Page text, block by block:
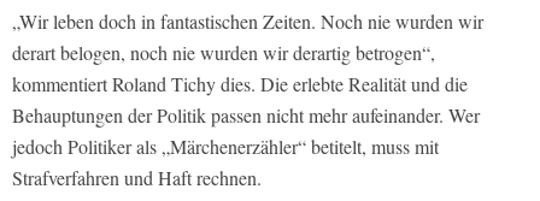
„Wir leben doch in fantastischen Zeiten. Noch nie wurden wir
derart belogen, noch nie wurden wir derartig betrogen“,
kommentiert Roland Tichy dies. Die erlebte Realität und die
Behauptungen der Politik passen nicht mehr aufeinander. Wer
jedoch Politiker als „Märchenerzähler“ betitelt, muss mit
Strafverfahren und Haft rechnen.